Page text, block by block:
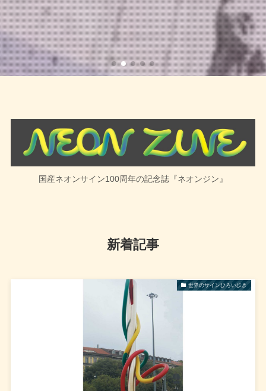
国産ネオンサイン100周年の記念誌『ネオンジン』
新着記事
世界のサインひろい歩き